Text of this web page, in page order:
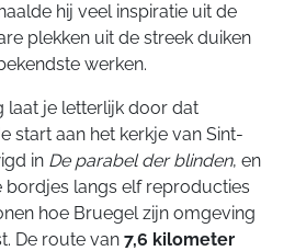
hij veel inspiratie uit de
plekken uit de streek duiken
werken.
laat je letterlijk door dat
start aan het kerkje van Sint-
in De parabel der blinden, en
bordjes langs elf reproducties
hoe Bruegel zijn omgeving
De route van 7,6 kilometer